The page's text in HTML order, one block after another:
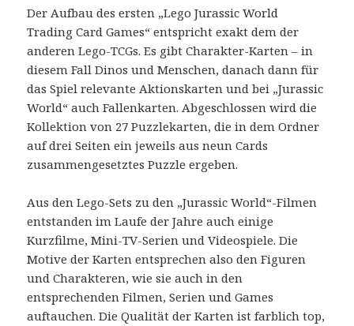
Der Aufbau des ersten „Lego Jurassic World
Trading Card Games“ entspricht exakt dem der
anderen Lego-TCGs. Es gibt Charakter-Karten – in
diesem Fall Dinos und Menschen, danach dann für
das Spiel relevante Aktionskarten und bei „Jurassic
World“ auch Fallenkarten. Abgeschlossen wird die
Kollektion von 27 Puzzlekarten, die in dem Ordner
auf drei Seiten ein jeweils aus neun Cards
zusammengesetztes Puzzle ergeben.
Aus den Lego-Sets zu den „Jurassic World“-Filmen
entstanden im Laufe der Jahre auch einige
Kurzfilme, Mini-TV-Serien und Videospiele. Die
Motive der Karten entsprechen also den Figuren
und Charakteren, wie sie auch in den
entsprechenden Filmen, Serien und Games
auftauchen. Die Qualität der Karten ist farblich top,